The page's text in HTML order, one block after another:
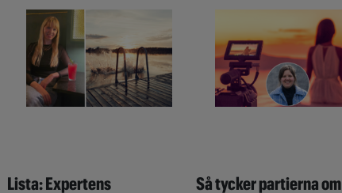
Lista: Expertens
Så tycker partierna om